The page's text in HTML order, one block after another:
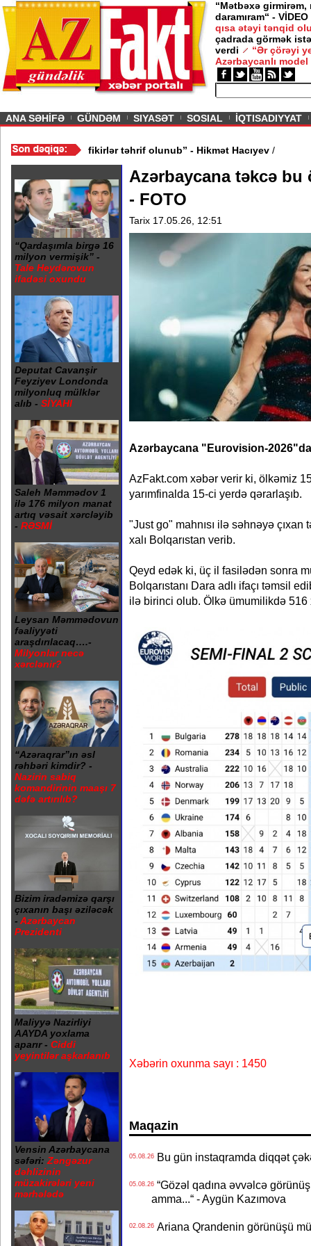
“Mətbəxə girmirəm,
daramıram“ - VİDEO
qısa ətəyi tənqid
çadrada görmək
verdi
“Ər çörəyi
Azərbaycanlı model
ANA SƏHİFƏ GÜNDƏM SIYASƏT SOSIAL İQTISADIYYAT
- VİDEO/“Mənə aid bəzi fikirlər təhrif olunub” - Hikmət Hacıyev
“Qardaşımla birgə 16
milyon vermişik” -
Tale Heydərovun
ifadəsi oxundu
Deputat Cavanşir
Feyziyev Londonda
milyonluq mülklər
alıb - SİYAHI
Saleh Məmmədov 1
ilə 176 milyon manat
artıq vəsait xərcləyib
- RƏSMİ
Leysan Məmmədovun
fəaliyyəti
araşdırılacaq….-
Milyonlar necə
xərclənir?
“Azəraqrar”ın əsl
rəhbəri kimdir? -
Nazirin sabiq
komandirinin maaşı 7
dəfə artırılıb?
Bizim iradəmizə qarşı
çıxanın başı əziləcək
- Azərbaycan
Prezidenti
Maliyyə Nazirliyi
AAYDA yoxlama
aparır - Ciddi
yeyintilər aşkarlanıb
Vensin Azərbaycana
səfəri: Zəngəzur
dəhlizinin
müzakirələri yeni
mərhələdə
Azərbaycana təkcə
- FOTO
Tarix 17.05.26, 12:51
Azərbaycana "Eurovision-
AzFakt.com xəbər verir ki, ölkəmiz
yarımfinalda 15-ci yerdə qərarlaşıb.
"Just go" mahnısı ilə səhnəyə
xalı Bolqarıstan verib.
Qeyd edək ki, üç il fasilədən sonra
Bolqarıstanı Dara adlı ifaçı təmsil
ilə birinci olub. Ölkə ümumilikdə 516
Xəbərin oxunma sayı : 1450
Maqazin
05.08.26Bu gün instaqramda diqqət
05.08.26“Gözəl qadına əvvəlcə
amma...“ - Aygün Kazımova
02.08.26Ariana Qrandenin görünüşü